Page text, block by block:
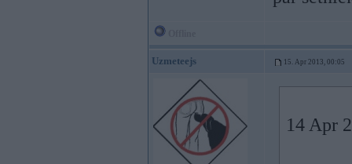
Uzmeteejs 15. Apr 2013, 00:05
14 Apr